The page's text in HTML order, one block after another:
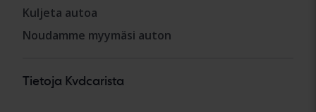
Kuljeta autoa
Noudamme myymäsi auton
Tietoja Kvdcarista